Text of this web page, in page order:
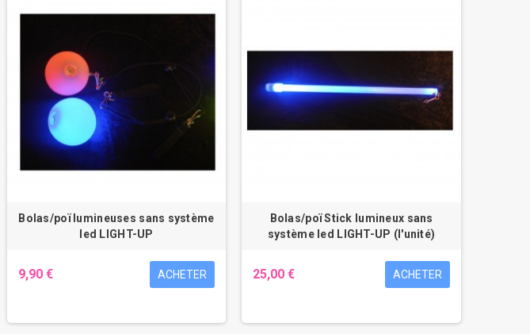
Bolas/poï lumineuses sans système
led LIGHT-UP
9,90 € ACHETER
Bolas/poï Stick lumineux sans
système led LIGHT-UP (l'unité)
25,00 € ACHETER